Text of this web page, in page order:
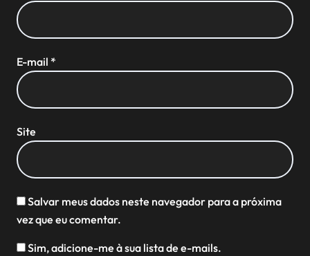
E-mail *
Site
Salvar meus dados neste navegador para a próxima
vez que eu comentar.
Sim, adicione-me à sua lista de e-mails.